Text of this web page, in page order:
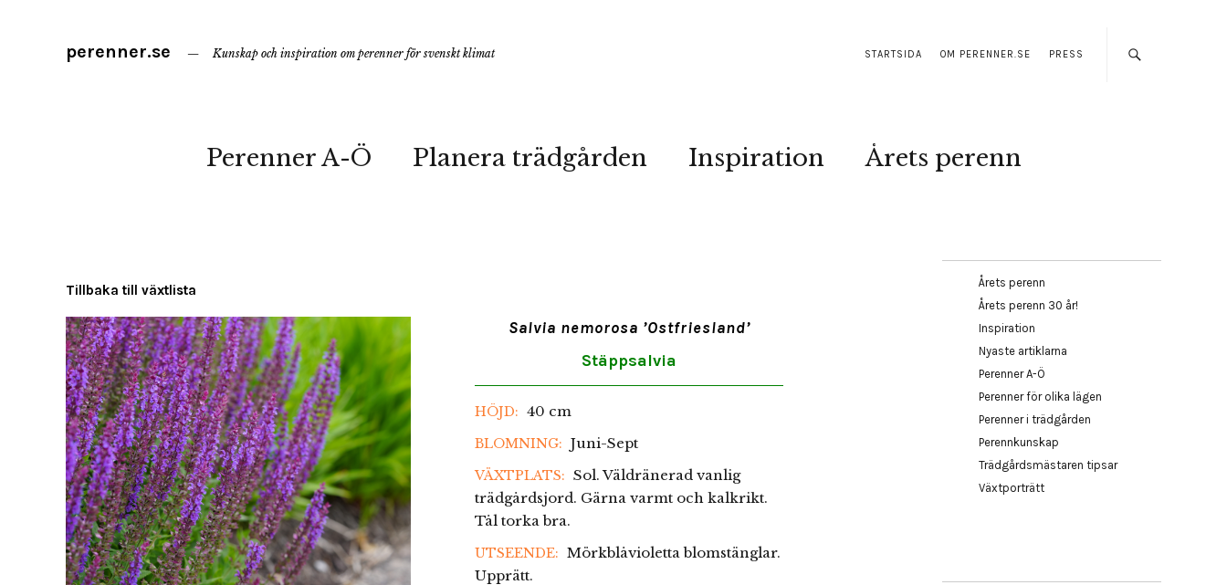
STARTSIDA OM PERENNER.SE PRESS
perenner.se Kunskap och inspiration om perenner för svenskt klimat
Perenner A-Ö Planera trädgården Inspiration Årets perenn
Tillbaka till växtlista
Salvia nemorosa ’Ostfriesland’
Stäppsalvia
HÖJD: 40 cm
BLOMNING: Juni-Sept
VÄXTPLATS: Sol. Väldränerad vanlig
trädgårdsjord. Gärna varmt och kalkrikt.
Tål torka bra.
UTSEENDE: Mörkblåvioletta blomstänglar.
Upprätt.
Årets perenn
Årets perenn 30 år!
Inspiration
Nyaste artiklarna
Perenner A-Ö
Perenner för olika lägen
Perenner i trädgården
Perennkunskap
Trädgårdsmästaren tipsar
Växtporträtt